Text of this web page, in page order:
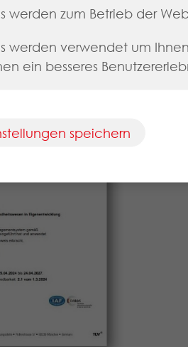
werden zum Betrieb der
werden verwendet um
ein besseres
speichern